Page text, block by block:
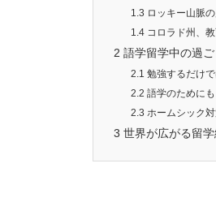
1.3 ロッキー山脈
1.4コロラド州、
2 語学留学中の過
2.1 勉強するだけ
2.2 語学のために
2.3 ホームシック
3 世界が広がる留